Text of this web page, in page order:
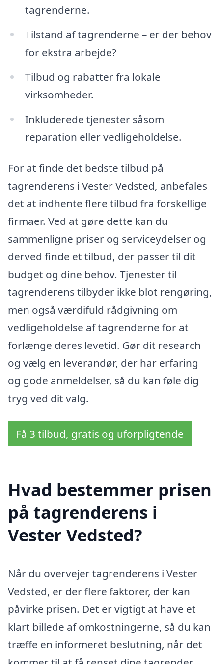
tagrenderne.
Tilstand af tagrenderne – er der behov
for ekstra arbejde?
Tilbud og rabatter fra lokale
virksomheder.
Inkluderede tjenester såsom
reparation eller vedligeholdelse.
For at finde det bedste tilbud på
tagrenderens i Vester Vedsted, anbefales
det at indhente flere tilbud fra forskellige
firmaer. Ved at gøre dette kan du
sammenligne priser og serviceydelser og
derved finde et tilbud, der passer til dit
budget og dine behov. Tjenester til
tagrenderens tilbyder ikke blot rengøring,
men også værdifuld rådgivning om
vedligeholdelse af tagrenderne for at
forlænge deres levetid. Gør dit research
og vælg en leverandør, der har erfaring
og gode anmeldelser, så du kan føle dig
tryg ved dit valg.
Få 3 tilbud, gratis og uforpligtende
Hvad bestemmer prisen
på tagrenderens i
Vester Vedsted?
Når du overvejer tagrenderens i Vester
Vedsted, er der flere faktorer, der kan
påvirke prisen. Det er vigtigt at have et
klart billede af omkostningerne, så du kan
træffe en informeret beslutning, når det